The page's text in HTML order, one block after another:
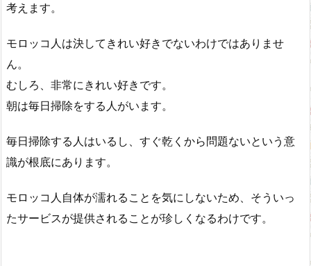
考えます。
モロッコ人は決してきれい好きでないわけではありませ
ん。
むしろ、非常にきれい好きです。
朝は毎日掃除をする人がいます。
毎日掃除する人はいるし、すぐ乾くから問題ないという意
識が根底にあります。
モロッコ人自体が濡れることを気にしないため、そういっ
たサービスが提供されることが珍しくなるわけです。